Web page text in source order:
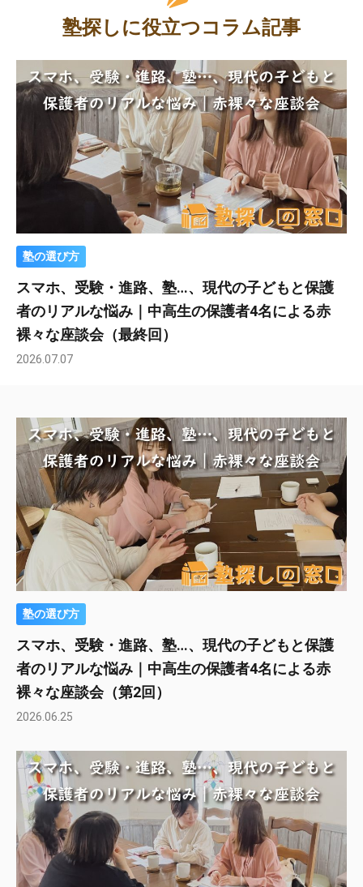
塾探しに役立つコラム記事
塾の選び方
スマホ、受験・進路、塾…、現代の子どもと保護
者のリアルな悩み｜中高生の保護者4名による赤
裸々な座談会（最終回）
2026.07.07
塾の選び方
スマホ、受験・進路、塾…、現代の子どもと保護
者のリアルな悩み｜中高生の保護者4名による赤
裸々な座談会（第2回）
2026.06.25